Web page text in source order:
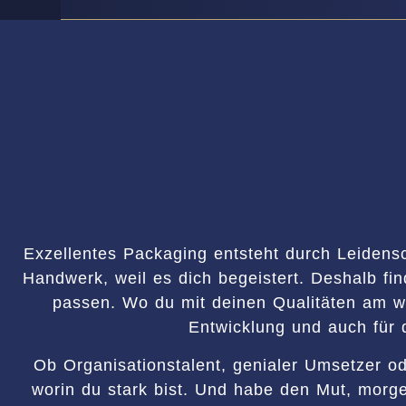
Exzellentes Packaging entsteht durch
Handwerk, weil es dich begeistert. Deshalb
passen. Wo du mit deinen Qualitäten am
Entwicklung und auch für
Ob Organisationstalent, genialer Umsetzer
worin du stark bist. Und habe den Mut,